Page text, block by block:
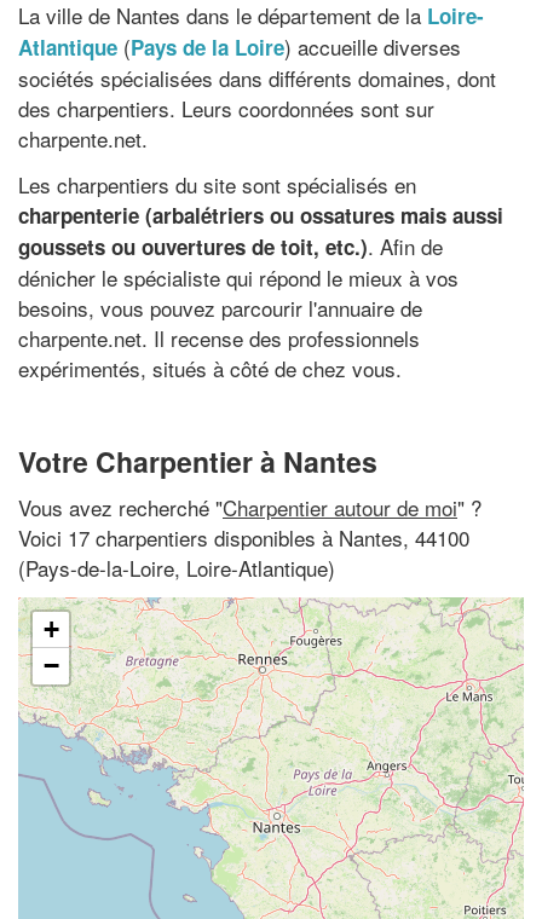
La ville de Nantes dans le département de la Loire-
Atlantique (Pays de la Loire) accueille diverses
sociétés spécialisées dans différents domaines, dont
des charpentiers. Leurs coordonnées sont sur
charpente.net.
Les charpentiers du site sont spécialisés en
charpenterie (arbalétriers ou ossatures mais aussi
goussets ou ouvertures de toit, etc.). Afin de
dénicher le spécialiste qui répond le mieux à vos
besoins, vous pouvez parcourir l'annuaire de
charpente.net. Il recense des professionnels
expérimentés, situés à côté de chez vous.
Votre Charpentier à Nantes
Vous avez recherché "Charpentier autour de moi" ?
Voici 17 charpentiers disponibles à Nantes, 44100
(Pays-de-la-Loire, Loire-Atlantique)
+
−